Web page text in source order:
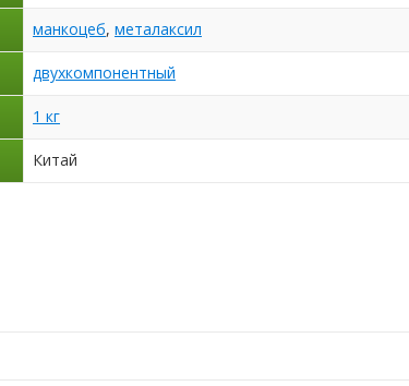
манкоцеб, металаксил
двухкомпонентный
1 кг
Китай